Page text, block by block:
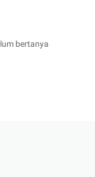
bertanya